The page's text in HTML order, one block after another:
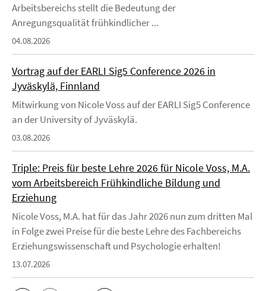
Arbeitsbereichs stellt die Bedeutung der
Anregungsqualität frühkindlicher ...
04.08.2026
Vortrag auf der EARLI Sig5 Conference 2026 in
Jyväskylä, Finnland
Mitwirkung von Nicole Voss auf der EARLI Sig5 Conference
an der University of Jyväskylä.
03.08.2026
Triple: Preis für beste Lehre 2026 für Nicole Voss, M.A.
vom Arbeitsbereich Frühkindliche Bildung und
Erziehung
Nicole Voss, M.A. hat für das Jahr 2026 nun zum dritten Mal
in Folge zwei Preise für die beste Lehre des Fachbereichs
Erziehungswissenschaft und Psychologie erhalten!
13.07.2026